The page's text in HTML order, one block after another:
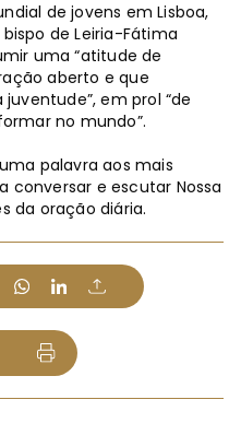
de jovens em Lisboa,
de Leiria-Fátima
uma “atitude de
aberto e que
em prol “de
no mundo”.
palavra aos mais
conversar e escutar Nossa
da oração diária.